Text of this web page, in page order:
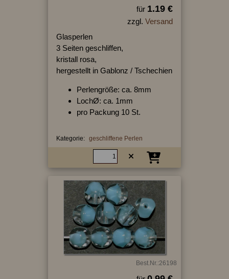
für 1.19 €
zzgl. Versand
Glasperlen
3 Seiten geschliffen,
kristall rosa,
hergestellt in Gablonz / Tschechien
Perlengröße: ca. 8mm
LochØ: ca. 1mm
pro Packung 10 St.
Kategorie: geschliffene Perlen
Best.Nr.:26198